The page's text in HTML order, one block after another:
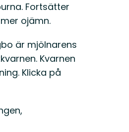
Fortsätter
ojämn.
är mjölnarens
Kvarnen
Klicka på